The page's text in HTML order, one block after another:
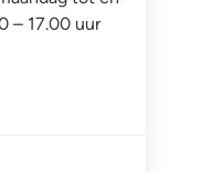
– 17.00 uur